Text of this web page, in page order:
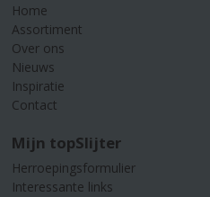
Home
Assortiment
Over ons
Nieuws
Inspiratie
Contact
Mijn topSlijter
Herroepingsformulier
Interessante links